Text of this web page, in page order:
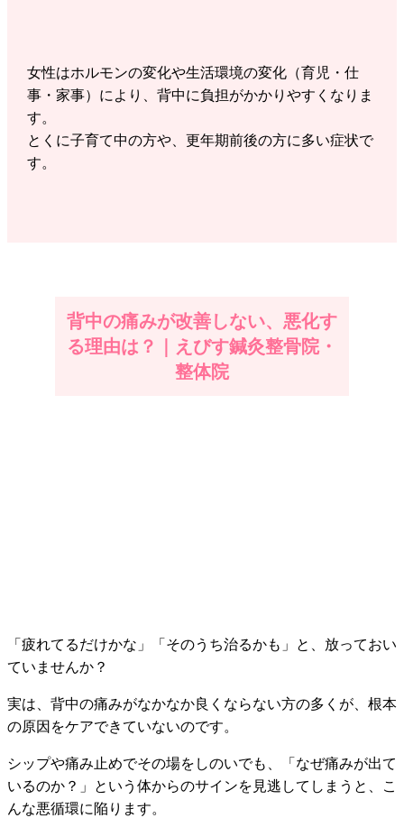
女性はホルモンの変化や生活環境の変化（育児・仕
事・家事）により、背中に負担がかかりやすくなりま
す。
とくに子育て中の方や、更年期前後の方に多い症状で
す。
背中の痛みが改善しない、悪化す
る理由は？｜えびす鍼灸整骨院・
整体院
「疲れてるだけかな」「そのうち治るかも」と、放っておい
ていませんか？
実は、背中の痛みがなかなか良くならない方の多くが、根本
の原因をケアできていないのです。
シップや痛み止めでその場をしのいでも、「なぜ痛みが出て
いるのか？」という体からのサインを見逃してしまうと、こ
んな悪循環に陥ります。